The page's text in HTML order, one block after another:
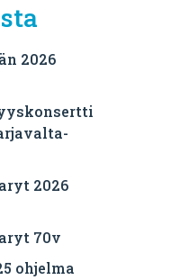
2026
2026
70v
ohjelma